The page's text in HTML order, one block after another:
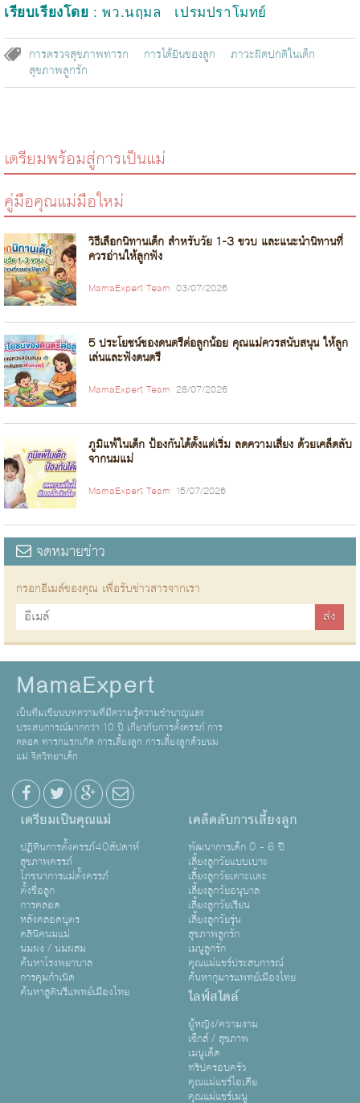
เรียบเรียงโดย : พว.นฤมล เปรมปราโมทย์
การตรวจสุขภาพทารก การได้ยินของลูก
ภาวะผิดปกติในเด็ก
สุขภาพลูกรัก
เตรียมพร้อมสู่การเป็นแม่
คู่มือคุณแม่มือใหม่
วิธีเลือกนิทานเด็ก สำหรับวัย 1-3 ขวบ และแนะนำนิทานที่
ควรอ่านให้ลูกฟัง
MamaExpert Team 03/07/2026
5 ประโยชน์ของดนตรีต่อลูกน้อย คุณแม่ควรสนับสนุน ให้ลูก
เล่นและฟังดนตรี
MamaExpert Team 28/07/2026
ภูมิแพ้ในเด็ก ป้องกันได้ตั้งแต่เริ่ม ลดความเสี่ยง ด้วยเคล็ดลับ
จากนมแม่
MamaExpert Team 15/07/2026
จดหมายข่าว
กรอกอีเมล์ของคุณ เพื่อรับข่าวสารจากเรา
MamaExpert
เป็นทีมเขียนบทความที่มีความรู้ความชำนาญและ
ประสบการณ์มากกว่า 10 ปี เกี่ยวกับการตั้งครรภ์ การ
คลอด ทารกแรกเกิด การเลี้ยงลูก การเลี้ยงลูกด้วยนม
แม่ จิตวิทยาเด็ก
เตรียมเป็นคุณแม่
ปฏิทินการตั้งครรภ์40สัปดาห์
สุขภาพครรภ์
โภชนาการแม่ตั้งครรภ์
ตั้งชื่อลูก
การคลอด
หลังคลอดบุตร
คลินิคนมแม่
นมผง / นมผสม
ค้นหาโรงพยาบาล
การคุมกำเนิด
ค้นหาสูตินรีแพทย์เมืองไทย
เคล็ดลับการเลี้ยงลูก
พัฒนาการเด็ก 0 - 6 ปี
เลี้ยงลูกวัยแบบเบาะ
เลี้ยงลูกวัยเตาะเเตะ
เลี้ยงลูกวัยอนุบาล
เลี้ยงลูกวัยเรียน
เลี้ยงลูกวัยรุ่น
สุขภาพลูกรัก
เมนูลูกรัก
คุณแม่แชร์ประสบการณ์
ค้นหากุมารแพทย์เมืองไทย
ไลฟ์สไตล์
ผู้หญิง/ความงาม
เซ็กส์ / สุขภาพ
เมนูเด็ด
ทริปครอบครัว
คุณแม่แชร์ไอเดีย
คุณแม่แชร์เมนู